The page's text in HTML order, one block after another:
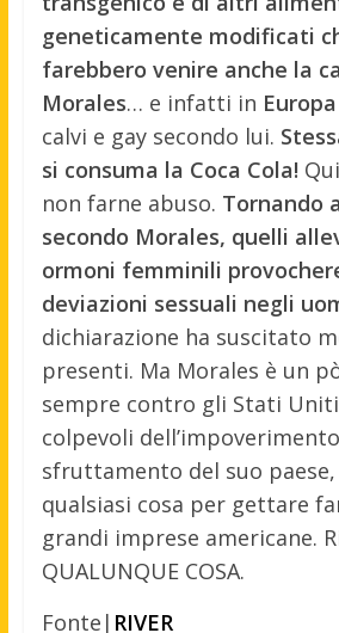
geneticamente modificati
farebbero venire anche la
Morales… e infatti in Europa
calvi e gay secondo lui.
si consuma la Coca Cola!
non farne abuso. Tornando
secondo Morales, quelli
ormoni femminili
deviazioni sessuali negli
dichiarazione ha suscitato
presenti. Ma Morales è un
sempre contro gli Stati Uniti
colpevoli
sfruttamento del suo
qualsiasi cosa per gettare
grandi imprese americane.
QUALUNQUE COSA.
Fonte| RIVER